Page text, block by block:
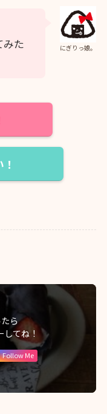
にぎりっ娘。
みた
ら
てね！
Follow Me